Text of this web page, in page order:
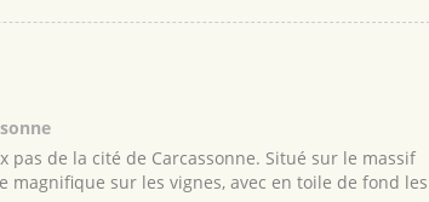
de la cité de Carcassonne. Situé sur le massif
sur les vignes, avec en toile de fond les